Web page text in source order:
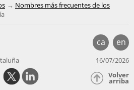
Nombres más frecuentes de los
ca en
16/07/2026
Volver
arriba